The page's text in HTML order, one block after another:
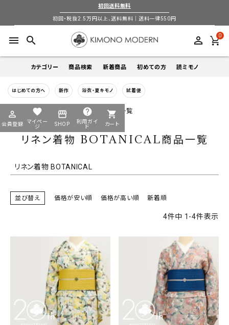
初回送料無料
初回・税抜2.5万円以上、送料無料｜送料一律550円
menu search perm_identity 0
カテゴリー
着物
帯
襦袢
商品検索
キーワードから探す
通年 5-9月 夏季以外通年 春 夏 秋 冬
タイプから探す
カジュアル ソシアル フォーマル
商品タイプ
新着商品 初めての方 読ミモノ
はじめての方へ 新作 浴衣・夏キモノ 試着便
perm_identity
会員登録
favorite
マイペー
ジ
storefront
SHOP
help
利用ガイ
ド
shopping_cart
カート
着物
HOME リネン着物 BOTANICAL商品一覧
リネン着物 BOTANICAL商品一覧
リネン着物 BOTANICAL
予約商品
新着順 登録順
価格が安い順
価格が高い順
優先度順
キーワードヒット順
検索
並び替え 価格が安い順 価格が高い順 新着順
4件中 1 -4件表示